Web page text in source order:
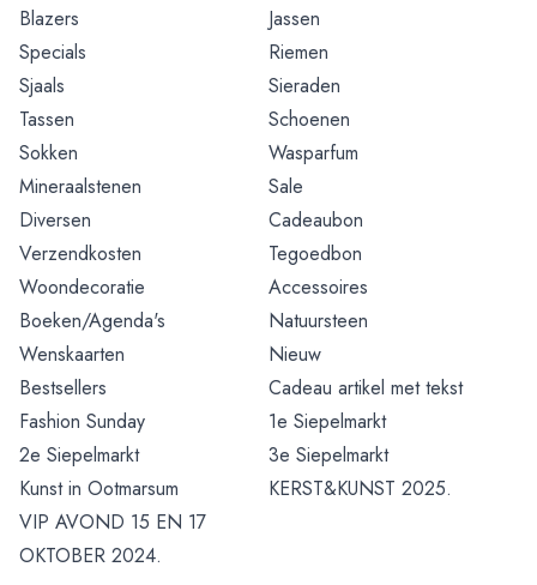
Blazers
Jassen
Specials
Riemen
Sjaals
Sieraden
Tassen
Schoenen
Sokken
Wasparfum
Mineraalstenen
Sale
Diversen
Cadeaubon
Verzendkosten
Tegoedbon
Woondecoratie
Accessoires
Boeken/Agenda's
Natuursteen
Wenskaarten
Nieuw
Bestsellers
Cadeau artikel met tekst
Fashion Sunday
1e Siepelmarkt
2e Siepelmarkt
3e Siepelmarkt
Kunst in Ootmarsum
KERST&KUNST 2025.
VIP AVOND 15 EN 17
OKTOBER 2024.